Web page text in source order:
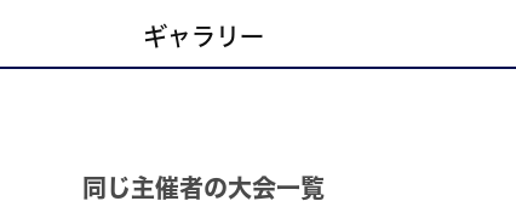
ギャラリー
同じ主催者の大会一覧